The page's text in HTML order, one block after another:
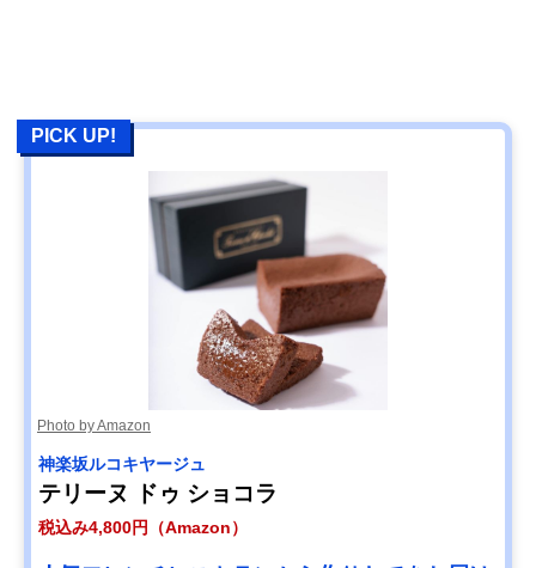
PICK UP!
Photo by Amazon
神楽坂ルコキヤージュ
テリーヌ ドゥ ショコラ
税込み4,800円（Amazon）